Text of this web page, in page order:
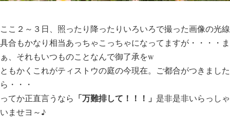
ここ２～３日、照ったり降ったりいろいろで撮った画像の光線
具合もかなり相当あっちゃこっちゃになってますが・・・・ま
ぁ、それもいつものことなんで御了承をw
ともかくこれがティストウの庭の今現在。ご都合がつきました
ら・・・
ってか正直言うなら 「万難排して！！！」 是非是非いらっしゃ
いませヨ～♪